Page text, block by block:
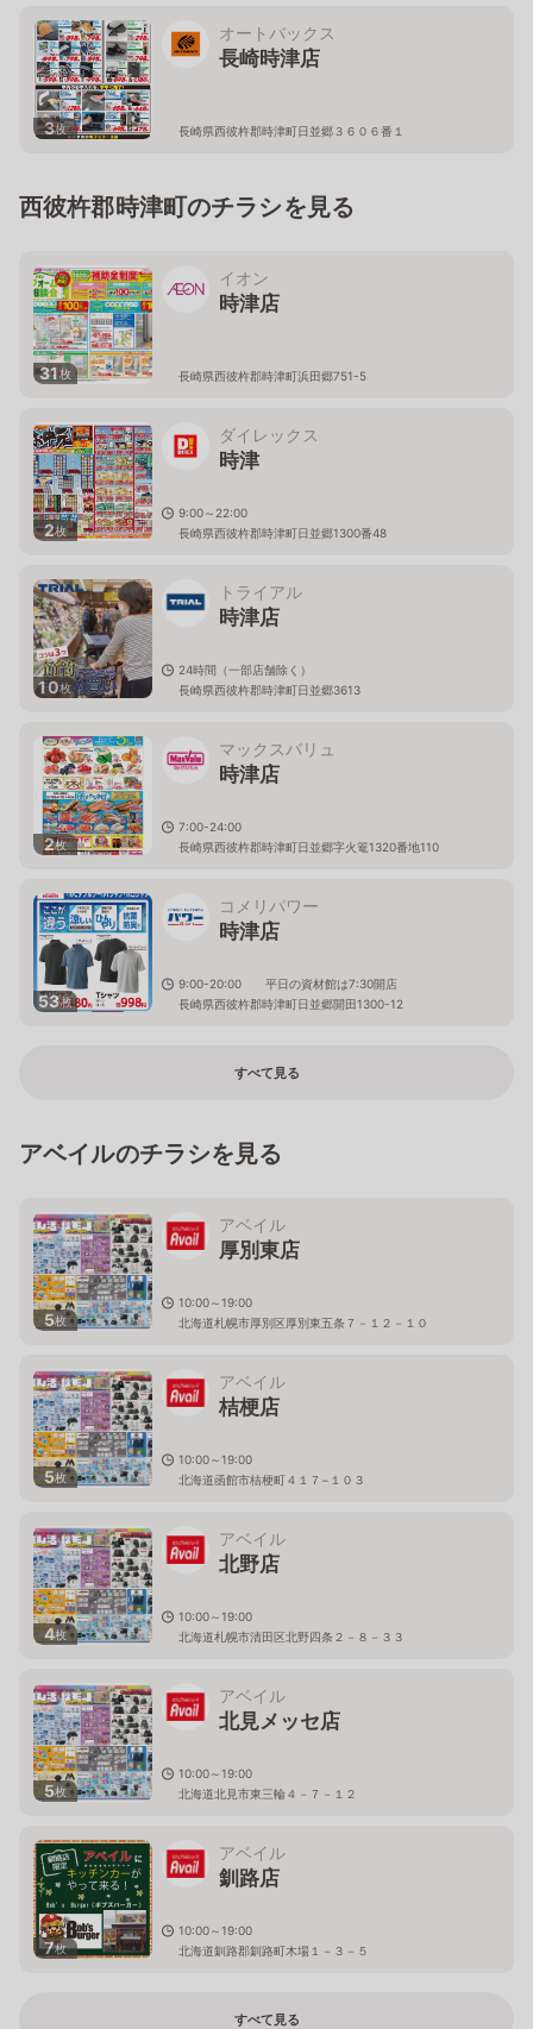
3枚
オートバックス
長崎時津店
長崎県西彼杵郡時津町日並郷３６０６番１
西彼杵郡時津町のチラシを見る
31枚
イオン
時津店
長崎県西彼杵郡時津町浜田郷751-5
2枚
ダイレックス
時津
9:00～22:00
長崎県西彼杵郡時津町日並郷1300番48
10枚
トライアル
時津店
24時間（一部店舗除く）
長崎県西彼杵郡時津町日並郷3613
2枚
マックスバリュ
時津店
7:00-24:00
長崎県西彼杵郡時津町日並郷字火篭1320番地110
53枚
コメリパワー
時津店
9:00-20:00 平日の資材館は7:30開店
長崎県西彼杵郡時津町日並郷開田1300-12
すべて見る
アベイルのチラシを見る
5枚
アベイル
厚別東店
10:00～19:00
北海道札幌市厚別区厚別東五条７－１２－１０
5枚
アベイル
桔梗店
10:00～19:00
北海道函館市桔梗町４１７−１０３
4枚
アベイル
北野店
10:00～19:00
北海道札幌市清田区北野四条２－８－３３
5枚
アベイル
北見メッセ店
10:00～19:00
北海道北見市東三輪４－７－１２
7枚
アベイル
釧路店
10:00～19:00
北海道釧路郡釧路町木場１－３－５
すべて見る